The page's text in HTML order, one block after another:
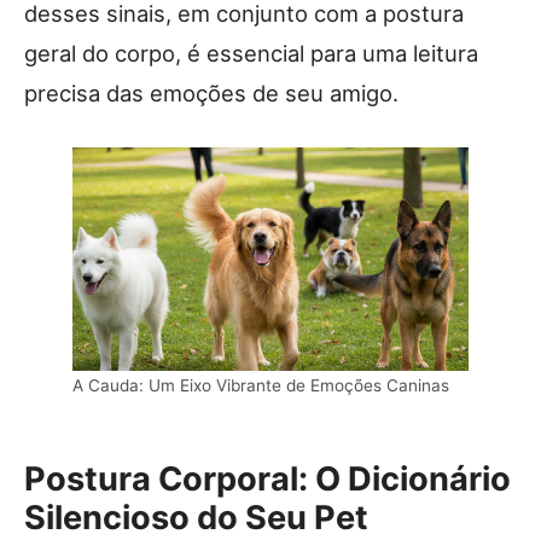
desses sinais, em conjunto com a postura
geral do corpo, é essencial para uma leitura
precisa das emoções de seu amigo.
A Cauda: Um Eixo Vibrante de Emoções Caninas
Postura Corporal: O Dicionário
Silencioso do Seu Pet